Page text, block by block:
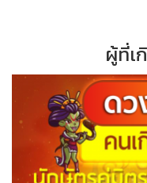
ผู้ที่เ